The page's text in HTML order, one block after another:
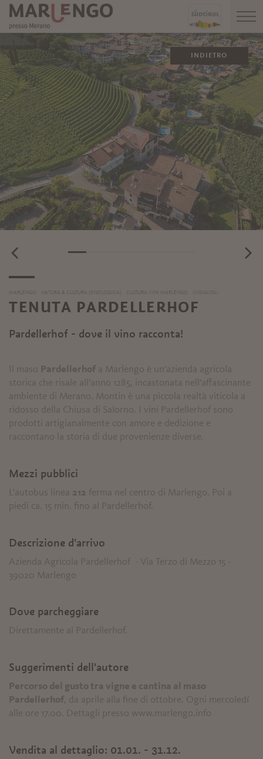
INDIETRO
MARLENGO NATURA & CULTURA (ENOLOGICA) CULTURA VINI MARLENGO VIGNAIOLI
TENUTA PARDELLERHOF
Pardellerhof - dove il vino racconta!
Il maso Pardellerhof a Marlengo è un'azienda agricola
storica che risale all'anno 1285, incastonata nell'affascinante
ambiente di Merano. Montin è una piccola realtà viticola a
ridosso della Chiusa di Salorno. I vini Pardellerhof sono
prodotti artigianalmente con amore e dedizione e
raccontano la storia di due provenienze diverse.
Mezzi pubblici
L'autobus linea 212 ferma nel centro di Marlengo. Poi a
piedi ca. 15 min. fino al Pardellerhof.
Descrizione d'arrivo
Azienda Agricola Pardellerhof - Via Terzo di Mezzo 15 -
39020 Marlengo
Dove parcheggiare
Direttamente al Pardellerhof.
Suggerimenti dell'autore
Percorso del gusto tra vigne e cantina al maso
Pardellerhof , da aprile alla fine di ottobre. Ogni mercoledí
alle ore 17.00. Dettagli presso www.marlengo.info
Vendita al dettaglio: 01.01. - 31.12.